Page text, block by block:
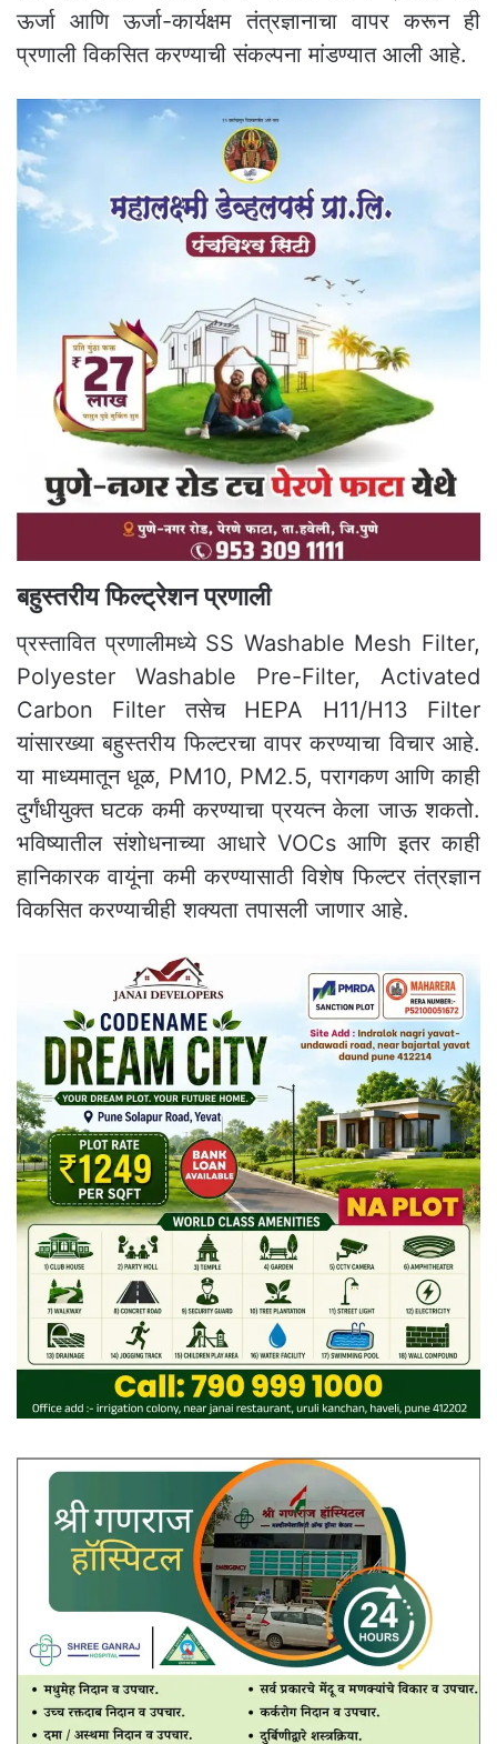
ऊर्जा आणि ऊर्जा-कार्यक्षम तंत्रज्ञानाचा वापर करून ही
प्रणाली विकसित करण्याची संकल्पना मांडण्यात आली आहे.
बहुस्तरीय फिल्ट्रेशन प्रणाली
प्रस्तावित प्रणालीमध्ये SS Washable Mesh Filter,
Polyester Washable Pre-Filter, Activated
Carbon Filter तसेच HEPA H11/H13 Filter
यांसारख्या बहुस्तरीय फिल्टरचा वापर करण्याचा विचार आहे.
या माध्यमातून धूळ, PM10, PM2.5, परागकण आणि काही
दुर्गंधीयुक्त घटक कमी करण्याचा प्रयत्न केला जाऊ शकतो.
भविष्यातील संशोधनाच्या आधारे VOCs आणि इतर काही
हानिकारक वायूंना कमी करण्यासाठी विशेष फिल्टर तंत्रज्ञान
विकसित करण्याचीही शक्यता तपासली जाणार आहे.